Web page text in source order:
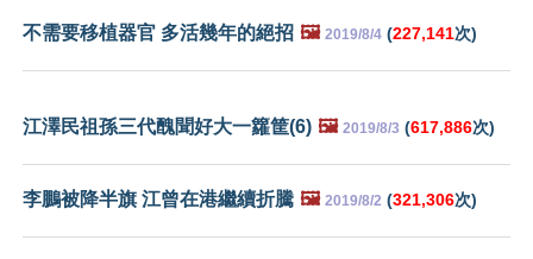
不需要移植器官 多活幾年的絕招 🖼️ 2019/8/4 (227,141次)
江澤民祖孫三代醜聞好大一籮筐(6) 🖼️ 2019/8/3 (617,886次)
李鵬被降半旗 江曾在港繼續折騰 🖼️ 2019/8/2 (321,306次)